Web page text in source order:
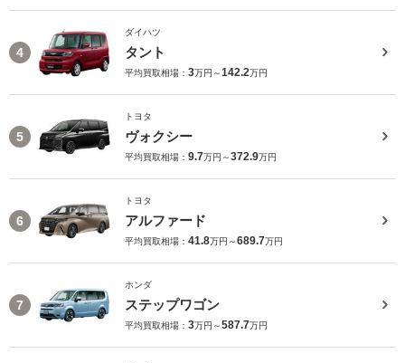
4
ダイハツ
タント
平均買取相場： 3万円～142.2万円
5
トヨタ
ヴォクシー
平均買取相場： 9.7万円～372.9万円
6
トヨタ
アルファード
平均買取相場： 41.8万円～689.7万円
7
ホンダ
ステップワゴン
平均買取相場： 3万円～587.7万円